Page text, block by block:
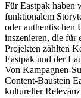
Für Eastpak haben
funktionalem
oder authentischen
inszenieren, die für
Projekten zählten
Eastpak und der
Von Kampagnen-
Content-Baustein
kultureller